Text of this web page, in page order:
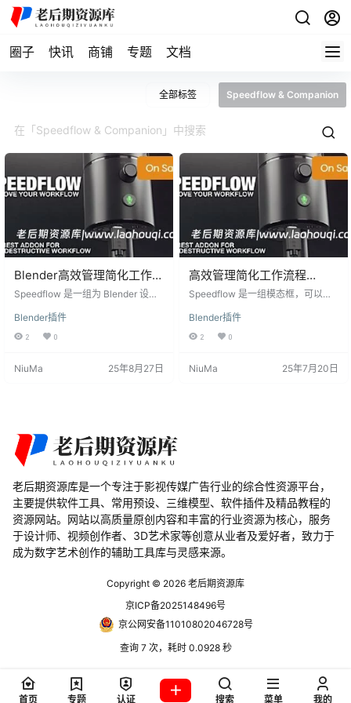
圈子 快讯 商铺 专题 文档
全部标签 Speedflow & Companion
Blender高效管理简化工作加
速建模流程插件-Speedflow
Speedflow 是一组为 Blender 设计
的建模工作流程效率。通过该插
件，您可以在 3D 视图中直接管理修
加多个修改器，进一步提升建模速
多个修改器，显著加快建模速度。
灵…
Blender插件
2 0
NiuMa 25年8月27日
高效管理简化工作流程
Blender插件-Speedflow &
Speedflow 是一组模态框，可以极
这个插件，您可以在 3D 视图中直接
管理修改器，操作简单快捷。选择
比您自己手动添加修改器还要快。
Blender插件
2 0
NiuMa 25年7月20日
老后期资源库是一个专注于影视传媒广告行业的综合性资源平台，
主要提供软件工具、常用预设、三维模型、软件插件及精品教程的
资源网站。网站以高质量原创内容和丰富的行业资源为核心，服务
于设计师、视频创作者、3D艺术家等创意从业者及爱好者，致力于
成为数字艺术创作的辅助工具库与灵感来源。
Copyright © 2026 老后期资源库
京ICP备2025148496号
京公网安备11010802046728号
查询 7 次，耗时 0.0928 秒
首页 专题 认证 搜索 菜单 我的